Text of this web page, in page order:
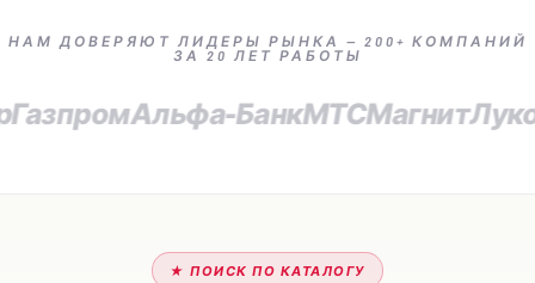
НАМ ДОВЕРЯЮТ ЛИДЕРЫ РЫНКА — 200+ КОМПАНИЙ
ЗА 20 ЛЕТ РАБОТЫ
ГазпромАльфа-БанкМТСМагнит
★ ПОИСК ПО КАТАЛОГУ